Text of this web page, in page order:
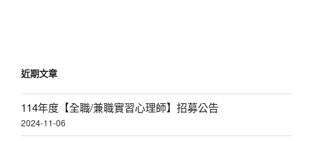
近期文章
114年度【全職/兼職實習心理師】招募公告
2024-11-06